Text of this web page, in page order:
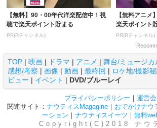
【無料】90・00年代洋楽配信中！視
聴で楽天ポイント貯まる
PR(Rチャンネル)
【無料アニメ
楽天ポイント
PR(Rチャンネル)
TOP | 映画 | ドラマ | アニメ | 舞台/ミュージカ
感想/考察 | 画像 | 動画 | 最終回 | ロケ地/撮影
ビュー | イベント | DVD/ブルーレイ
プライバシーポリシー ｜ 運営
関連サイト： ナウティスMagagine ｜ おでかけナウ
ーション ｜ ナウティスイーツ ｜ 無料
Copyright(C)2018 ナウ